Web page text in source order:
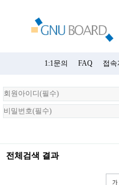
1:1문의 FAQ 접속
회
원
로
전체검색 결과